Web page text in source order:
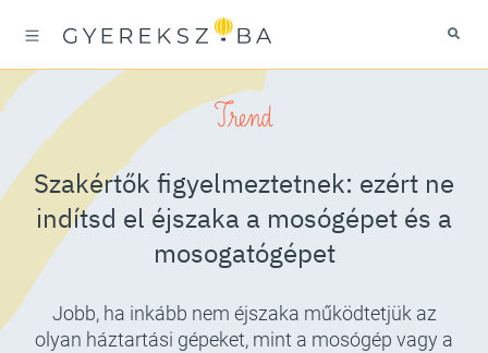
Trend
Szakértők figyelmeztetnek: ezért ne
indítsd el éjszaka a mosógépet és a
mosogatógépet
Jobb, ha inkább nem éjszaka működtetjük az
olyan háztartási gépeket, mint a mosógép vagy a